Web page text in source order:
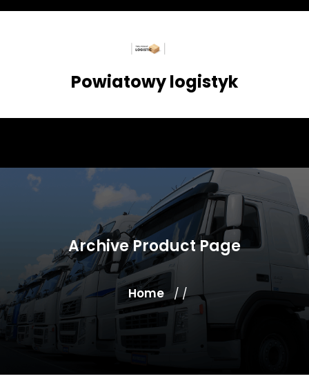
Skip
Powiatowy logistyk
Archive Product Page
Home / /